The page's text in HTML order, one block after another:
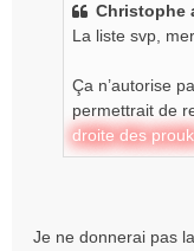
Christophe
La liste svp,
Ça n’autorise
permettrait de
droite des
Je ne donnerai pas